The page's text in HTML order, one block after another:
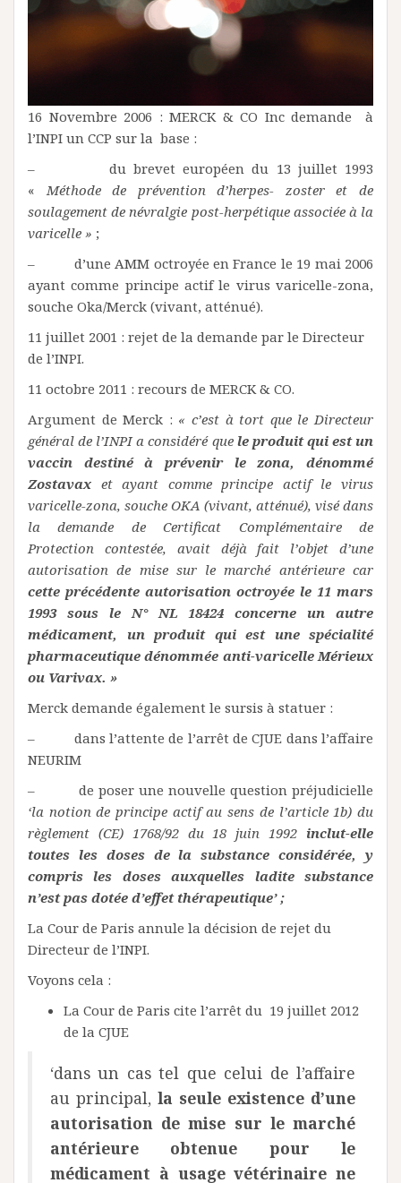
16 Novembre 2006 : MERCK & CO Inc demande à
l’INPI un CCP sur la base :
– du brevet européen du 13 juillet 1993
«Méthode de prévention d’herpes- zoster et de
soulagement de névralgie post-herpétique associée à la
varicelle » ;
– d’une AMM octroyée en France le 19 mai 2006
ayant comme principe actif le virus varicelle-zona,
souche Oka/Merck (vivant, atténué).
11 juillet 2001 : rejet de la demande par le Directeur
de l’INPI.
11 octobre 2011 : recours de MERCK & CO.
Argument de Merck : « c’est à tort que le Directeur
général de l’INPI a considéré que le produit qui est un
vaccin destiné à prévenir le zona, dénommé
Zostavax et ayant comme principe actif le virus
varicelle-zona, souche OKA (vivant, atténué), visé dans
la demande de Certificat Complémentaire de
Protection contestée, avait déjà fait l’objet d’une
autorisation de mise sur le marché antérieure car
cette précédente autorisation octroyée le 11 mars
1993 sous le N° NL 18424 concerne un autre
médicament, un produit qui est une spécialité
pharmaceutique dénommée anti-varicelle Mérieux
ou Varivax. »
Merck demande également le sursis à statuer :
– dans l’attente de l’arrêt de CJUE dans l’affaire
NEURIM
– de poser une nouvelle question préjudicielle
‘la notion de principe actif au sens de l’article 1b) du
règlement (CE) 1768/92 du 18 juin 1992 inclut-elle
toutes les doses de la substance considérée, y
compris les doses auxquelles ladite substance
n’est pas dotée d’effet thérapeutique’ ;
La Cour de Paris annule la décision de rejet du
Directeur de l’INPI.
Voyons cela :
La Cour de Paris cite l’arrêt du 19 juillet 2012
de la CJUE
‘dans un cas tel que celui de l’affaire
au principal, la seule existence d’une
autorisation de mise sur le marché
antérieure obtenue pour le
médicament à usage vétérinaire ne